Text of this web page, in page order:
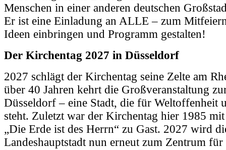
Menschen in einer anderen deutschen
Er ist eine Einladung an ALLE – zum
Ideen einbringen und Programm gestalten!
Der Kirchentag 2027 in Düsseldorf
2027 schlägt der Kirchentag seine Zelte am
über 40 Jahren kehrt die Großveranstaltung
Düsseldorf – eine Stadt, die für Weltoffenheit
steht. Zuletzt war der Kirchentag hier 1985
„Die Erde ist des Herrn“ zu Gast. 2027 wird
Landeshauptstadt nun erneut zum Zentrum